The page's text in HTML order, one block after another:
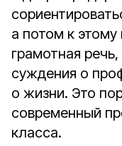
а потом к
грамотная
суждения о
о жизни. Это
современный
класса.